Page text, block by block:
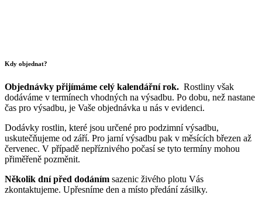
Kdy objednat?
Objednávky přijímáme celý kalendářní rok. Rostliny však
dodáváme v termínech vhodných na výsadbu. Po dobu, než nastane
čas pro výsadbu, je Vaše objednávka u nás v evidenci.
Dodávky rostlin, které jsou určené pro podzimní výsadbu,
uskutečňujeme od září. Pro jarní výsadbu pak v měsících březen až
červenec. V případě nepříznivého počasí se tyto termíny mohou
přiměřeně pozměnit.
Několik dní před dodáním sazenic živého plotu Vás
zkontaktujeme. Upřesníme den a místo předání zásilky.